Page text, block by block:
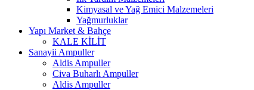
Kimyasal ve Yağ Emici Malzemeleri
Yağmurluklar
Yapı Market & Bahçe
KALE KİLİT
Sanayii Ampuller
Aldis Ampuller
Civa Buharlı Ampuller
Aldis Ampuller